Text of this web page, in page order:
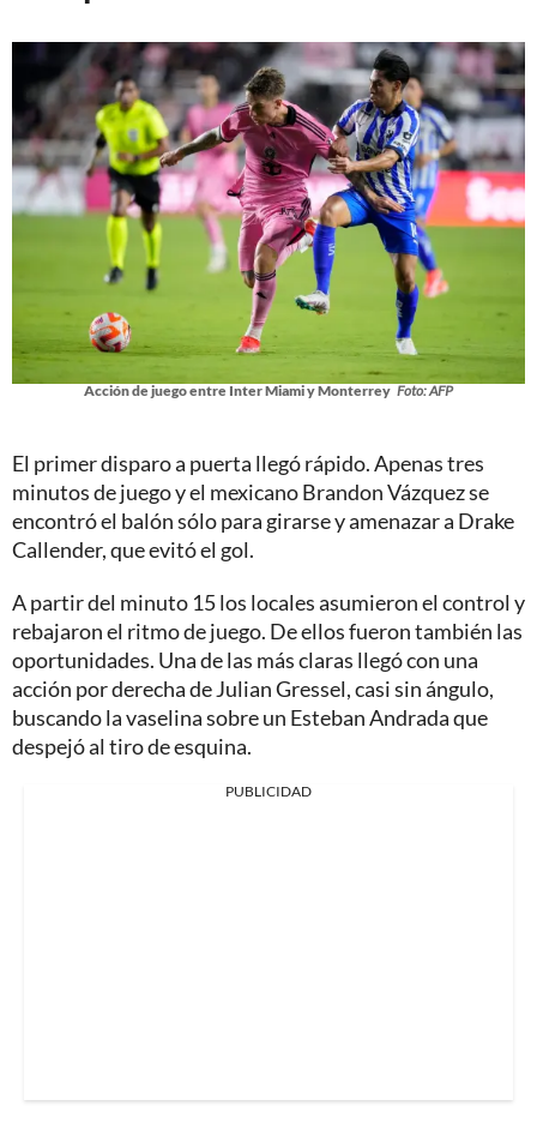
Acción de juego entre Inter Miami y Monterrey Foto: AFP
El primer disparo a puerta llegó rápido. Apenas tres
minutos de juego y el mexicano Brandon Vázquez se
encontró el balón sólo para girarse y amenazar a Drake
Callender, que evitó el gol.
A partir del minuto 15 los locales asumieron el control y
rebajaron el ritmo de juego. De ellos fueron también las
oportunidades. Una de las más claras llegó con una
acción por derecha de Julian Gressel, casi sin ángulo,
buscando la vaselina sobre un Esteban Andrada que
despejó al tiro de esquina.
PUBLICIDAD